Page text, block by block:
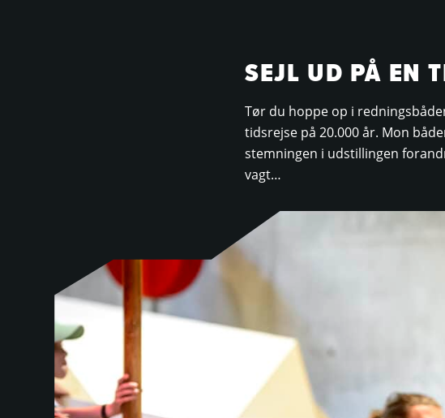
SEJL UD PÅ EN
Tør du hoppe op i
tidsrejse på 20.000 år. Mon
stemningen i udstillingen
vagt…